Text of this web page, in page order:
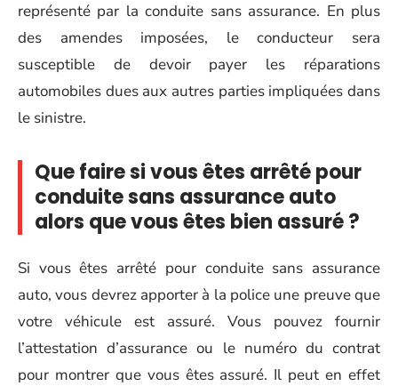
représenté par la conduite sans assurance. En plus
des amendes imposées, le conducteur sera
susceptible de devoir payer les réparations
automobiles dues aux autres parties impliquées dans
le sinistre.
Que faire si vous êtes arrêté pour
conduite sans assurance auto
alors que vous êtes bien assuré ?
Si vous êtes arrêté pour conduite sans assurance
auto, vous devrez apporter à la police une preuve que
votre véhicule est assuré. Vous pouvez fournir
l’attestation d’assurance ou le numéro du contrat
pour montrer que vous êtes assuré. Il peut en effet